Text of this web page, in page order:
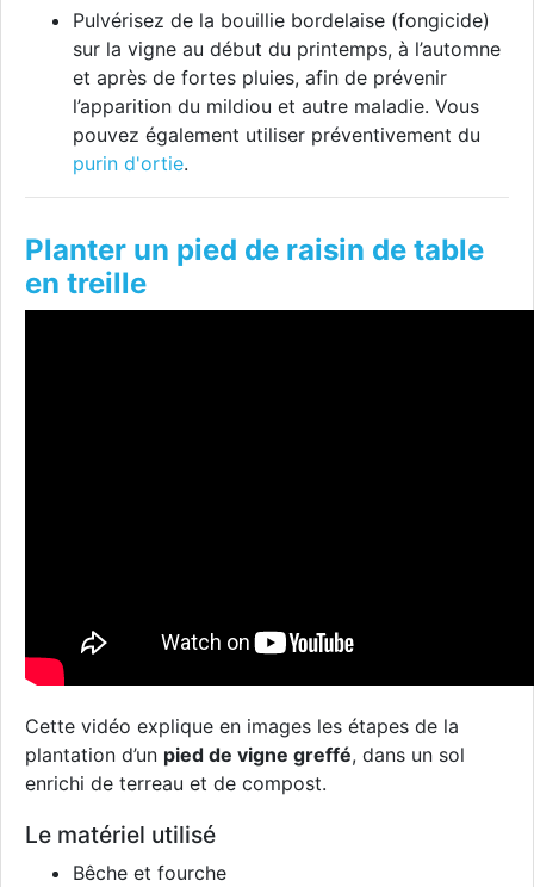
Pulvérisez de la bouillie bordelaise (fongicide)
sur la vigne au début du printemps, à l’automne
et après de fortes pluies, afin de prévenir
l’apparition du mildiou et autre maladie. Vous
pouvez également utiliser préventivement du
purin d'ortie.
Planter un pied de raisin de table
en treille
Cette vidéo explique en images les étapes de la
plantation d’un pied de vigne greffé, dans un sol
enrichi de terreau et de compost.
Le matériel utilisé
Bêche et fourche